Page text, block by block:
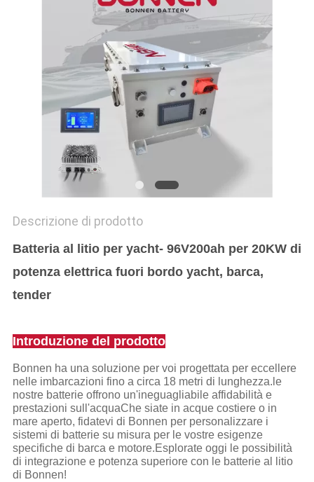
Descrizione di prodotto
Batteria al litio per yacht- 96V200ah per 20KW di
potenza elettrica fuori bordo yacht, barca,
tender
Introduzione del prodotto
Bonnen ha una soluzione per voi progettata per eccellere
nelle imbarcazioni fino a circa 18 metri di lunghezza.le
nostre batterie offrono un'ineguagliabile affidabilità e
prestazioni sull'acquaChe siate in acque costiere o in
mare aperto, fidatevi di Bonnen per personalizzare i
sistemi di batterie su misura per le vostre esigenze
specifiche di barca e motore.Esplorate oggi le possibilità
di integrazione e potenza superiore con le batterie al litio
di Bonnen!